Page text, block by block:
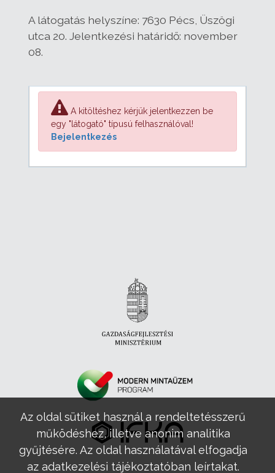
A látogatás helyszíne: 7630 Pécs, Üszögi
utca 20. Jelentkezési határidő: november
08.
A kitöltéshez kérjük jelentkezzen be
egy "látogató" típusú felhasználóval!
Bejelentkezés
Az oldal sütiket használ a rendeltetésszerű
működéshez, illetve anonim analitika
gyűjtésére. Az oldal használatával elfogadja
az adatkezelési tájékoztatóban leírtakat.